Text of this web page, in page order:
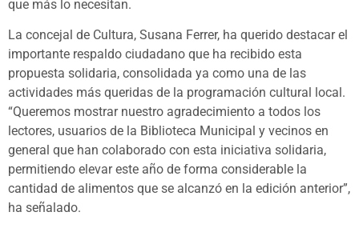
que más lo necesitan.
La concejal de Cultura, Susana Ferrer, ha querido destacar el
importante respaldo ciudadano que ha recibido esta
propuesta solidaria, consolidada ya como una de las
actividades más queridas de la programación cultural local.
“Queremos mostrar nuestro agradecimiento a todos los
lectores, usuarios de la Biblioteca Municipal y vecinos en
general que han colaborado con esta iniciativa solidaria,
permitiendo elevar este año de forma considerable la
cantidad de alimentos que se alcanzó en la edición anterior”,
ha señalado.